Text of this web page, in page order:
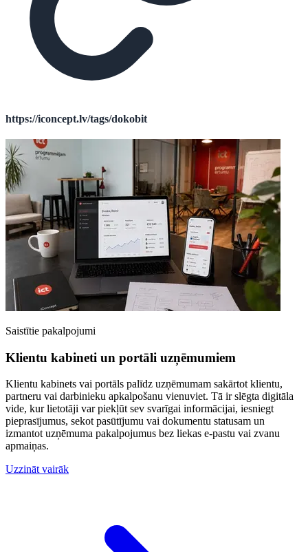
https://iconcept.lv/tags/dokobit
Saistītie pakalpojumi
Klientu kabineti un portāli uzņēmumiem
Klientu kabinets vai portāls palīdz uzņēmumam sakārtot klientu,
partneru vai darbinieku apkalpošanu vienuviet. Tā ir slēgta digitāla
vide, kur lietotāji var piekļūt sev svarīgai informācijai, iesniegt
pieprasījumus, sekot pasūtījumu vai dokumentu statusam un
izmantot uzņēmuma pakalpojumus bez liekas e-pastu vai zvanu
apmaiņas.
Uzzināt vairāk